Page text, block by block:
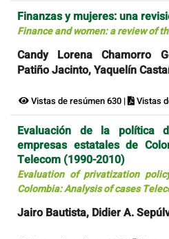
Finanzas y mujeres: una
Finance and women: a review of
Candy Lorena Chamorro
Patiño Jacinto, Yaquelín
Vistas de resúmen 630 | Vistas
Evaluación de la política
empresas estatales de
Telecom (1990-2010)
Evaluation of privatization
Colombia: Analysis of cases
Jairo Bautista, Didier A.